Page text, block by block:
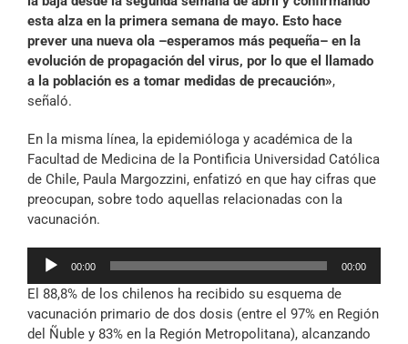
esta alza en la primera semana de mayo. Esto hace
prever una nueva ola –esperamos más pequeña– en la
evolución de propagación del virus, por lo que el llamado
a la población es a tomar medidas de precaución»,
señaló.
En la misma línea, la epidemióloga y académica de la
Facultad de Medicina de la Pontificia Universidad Católica
de Chile, Paula Margozzini, enfatizó en que hay cifras que
preocupan, sobre todo aquellas relacionadas con la
vacunación.
Reproductor
audio
00:00 00:00
El 88,8% de los chilenos ha recibido su esquema de
vacunación primario de dos dosis (entre el 97% en Región
del Ñuble y 83% en la Región Metropolitana), alcanzando